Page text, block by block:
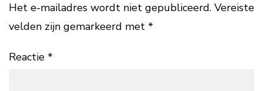
Het e-mailadres wordt niet gepubliceerd. Vereiste
velden zijn gemarkeerd met *
Reactie *